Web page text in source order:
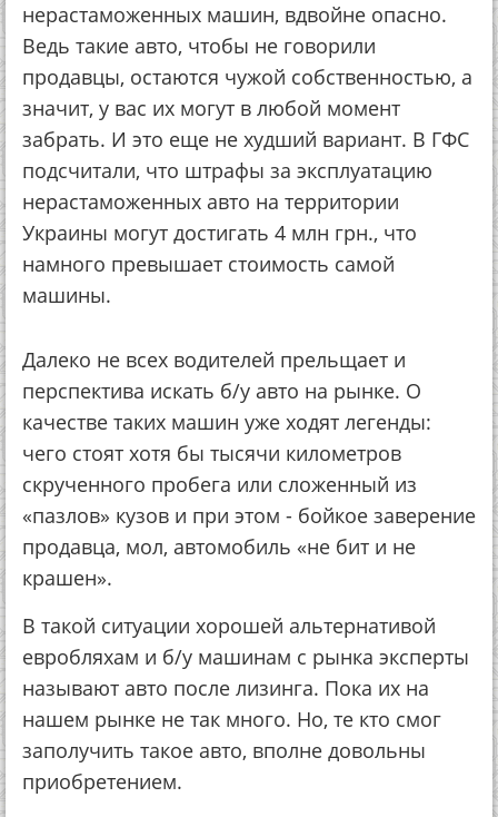
нерастаможенных машин, вдвойне опасно.
Ведь такие авто, чтобы не говорили
продавцы, остаются чужой собственностью, а
значит, у вас их могут в любой момент
забрать. И это еще не худший вариант. В ГФС
подсчитали, что штрафы за эксплуатацию
нерастаможенных авто на территории
Украины могут достигать 4 млн грн., что
намного превышает стоимость самой
машины.
Далеко не всех водителей прельщает и
перспектива искать б/у авто на рынке. О
качестве таких машин уже ходят легенды:
чего стоят хотя бы тысячи километров
скрученного пробега или сложенный из
«пазлов» кузов и при этом - бойкое заверение
продавца, мол, автомобиль «не бит и не
крашен».
В такой ситуации хорошей альтернативой
евробляхам и б/у машинам с рынка эксперты
называют авто после лизинга. Пока их на
нашем рынке не так много. Но, те кто смог
заполучить такое авто, вполне довольны
приобретением.